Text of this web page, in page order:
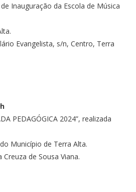
Inauguração da Escola de Música
Evangelista, s/n, Centro, Terra
PEDAGÓGICA 2024”, realizada
Município de Terra Alta.
Creuza de Sousa Viana.